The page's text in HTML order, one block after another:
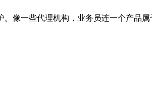
像一些代理机构，业务员连一个产品